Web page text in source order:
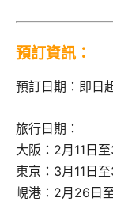
預訂資訊：
預訂日期：即日
旅行日期：
大阪：2月11日
東京：3月11日
峴港：2月26日